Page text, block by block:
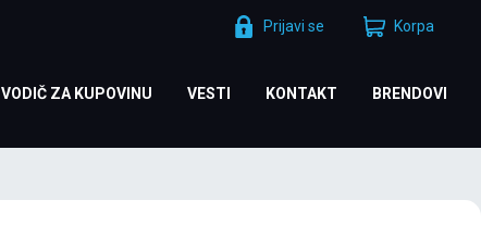
Prijavi se Korpa
VODIČ ZA KUPOVINU VESTI KONTAKT BRENDOVI